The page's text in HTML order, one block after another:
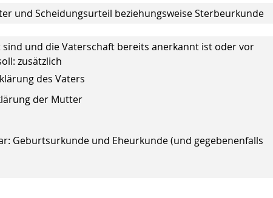
und Scheidungsurteil beziehungsweise Sterbeurkunde
und die Vaterschaft bereits anerkannt ist oder vor
zusätzlich
des Vaters
der Mutter
Geburtsurkunde und Eheurkunde (und gegebenenfalls